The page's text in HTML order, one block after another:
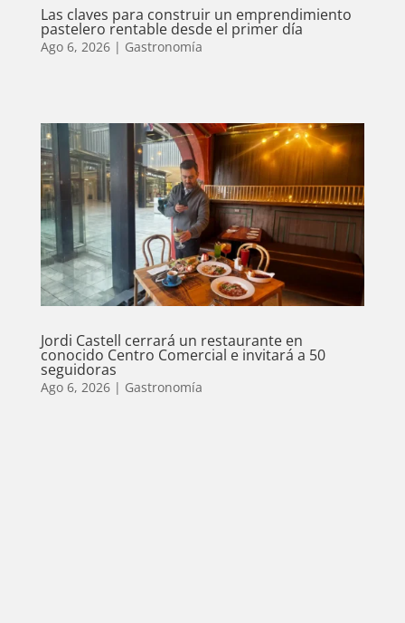
Las claves para construir un emprendimiento
pastelero rentable desde el primer día
Ago 6, 2026| Gastronomía
Jordi Castell cerrará un restaurante en
conocido Centro Comercial e invitará a 50
seguidoras
Ago 6, 2026| Gastronomía